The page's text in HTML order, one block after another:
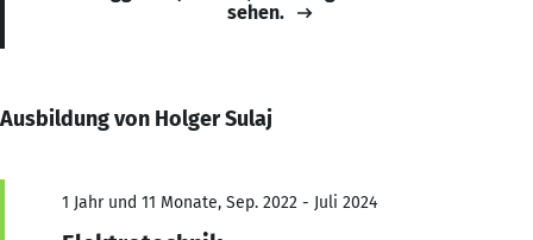
sehen.
Ausbildung von Holger Sulaj
1 Jahr und 11 Monate, Sep. 2022 - Juli 2024